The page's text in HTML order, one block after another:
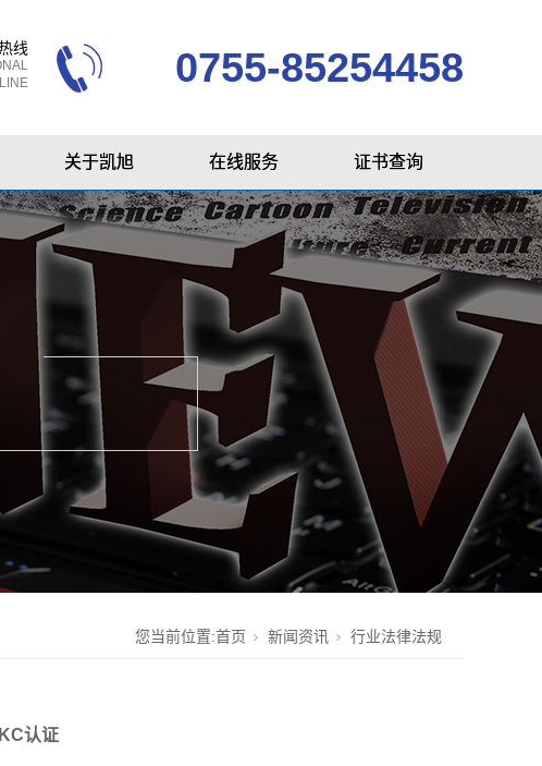
线 0755-85254458
关于凯旭 在线服务 证书查询
您当前位置:首页 新闻资讯 行业法律法规
认证